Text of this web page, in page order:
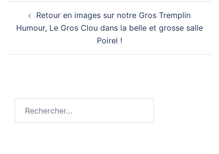
d’articleRetour en images sur notre Gros Tremplin
Humour, Le Gros Clou dans la belle et grosse salle
Poirel !